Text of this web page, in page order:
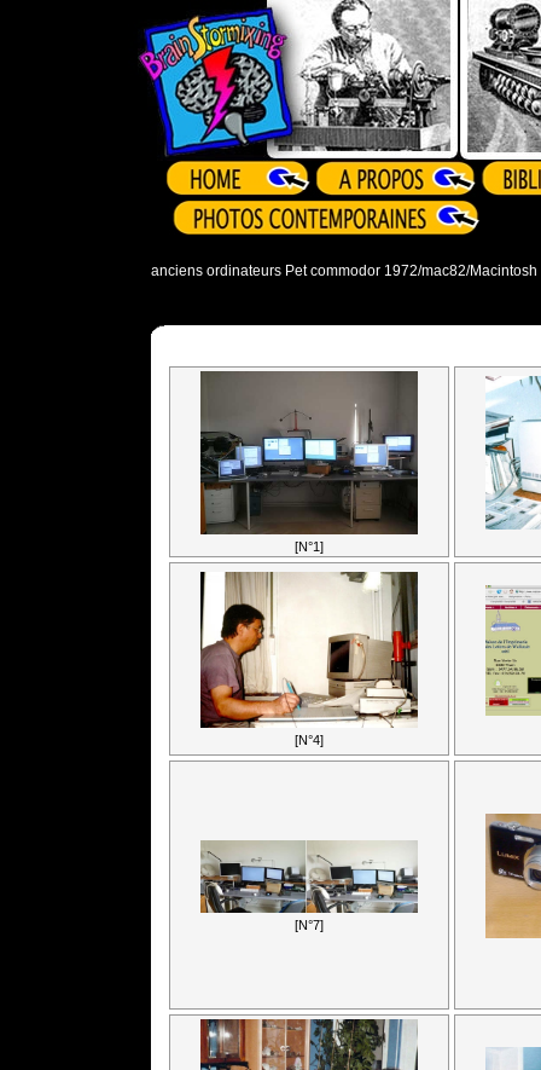
anciens ordinateurs Pet commodor 1972/mac82/Macintosh
[N°1]
[N°4]
[N°7]